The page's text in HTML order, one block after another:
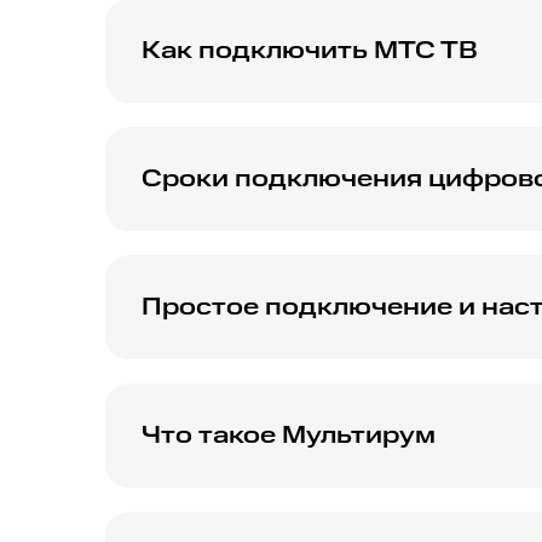
Как подключить МТС ТВ
Сроки подключения
Простое подключение и
Что такое Мультирум